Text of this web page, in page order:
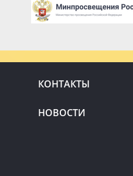
КОНТАКТЫ
НОВОСТИ